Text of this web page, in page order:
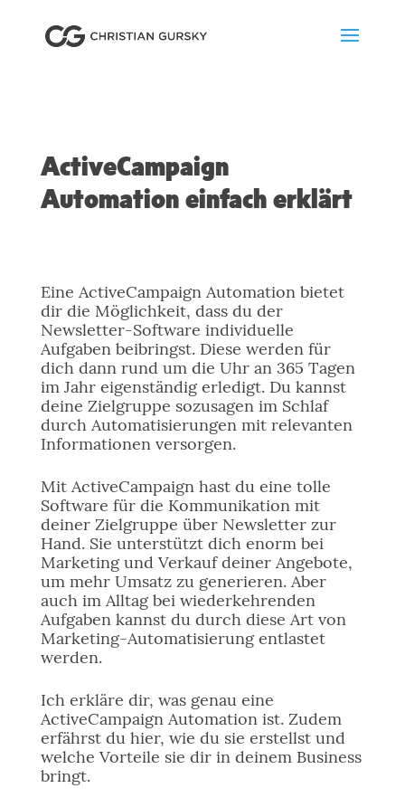
ActiveCampaign
Automation einfach erklärt
Eine ActiveCampaign Automation bietet
dir die Möglichkeit, dass du der
Newsletter-Software individuelle
Aufgaben beibringst. Diese werden für
dich dann rund um die Uhr an 365 Tagen
im Jahr eigenständig erledigt. Du kannst
deine Zielgruppe sozusagen im Schlaf
durch Automatisierungen mit relevanten
Informationen versorgen.
Mit ActiveCampaign hast du eine tolle
Software für die Kommunikation mit
deiner Zielgruppe über Newsletter zur
Hand. Sie unterstützt dich enorm bei
Marketing und Verkauf deiner Angebote,
um mehr Umsatz zu generieren. Aber
auch im Alltag bei wiederkehrenden
Aufgaben kannst du durch diese Art von
Marketing-Automatisierung entlastet
werden.
Ich erkläre dir, was genau eine
ActiveCampaign Automation ist. Zudem
erfährst du hier, wie du sie erstellst und
welche Vorteile sie dir in deinem Business
bringt.